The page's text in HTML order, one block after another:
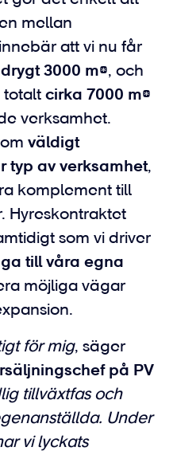
mellan
att vi nu får
3000 m², och
totalt cirka 7000 m²
verksamhet.
väldigt
typ av verksamhet,
komplement till
Hyreskontraktet
som vi driver
till våra egna
möjliga vägar
för mig, säger
på PV
tillväxtfas och
Under
vi lyckats